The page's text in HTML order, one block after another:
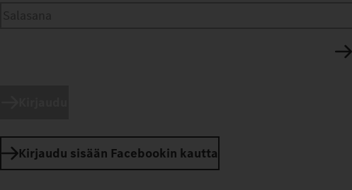
Kirjaudu sisään Facebookin kautta